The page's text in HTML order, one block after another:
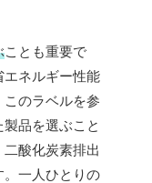
ことも重要で
ネルギー性能
のラベルを参
品を選ぶこと
酸化炭素排出
一人ひとりの